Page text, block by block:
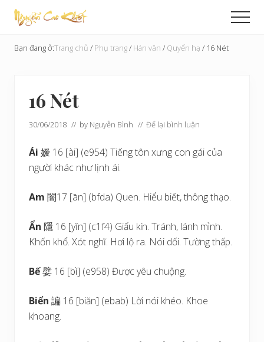
Menu
Skip
content
qua
sidebar
Tạo
Hoàn
Bạn đang ở:Trang chủ / Phụ trang/ Hán văn / Quyển hạ / 16 Nét
16 Nét
30/06/2018 // by Nguyễn Bình // Để lại bình luận
Ái 嫒 16 [ài] (e954) Tiếng tôn xưng con gái của
người khác như lịnh ái.
Am 闇17 [ān] (bfda) Quen. Hiểu biết, thông thạo.
Ẩn 隱 16 [yĭn] (c1f4) Giấu kín. Tránh, lánh mình.
Khốn khổ. Xót nghĩ. Hơi lộ ra. Nói dối. Tường thấp.
Bế嬖 16 [bì] (e958) Được yêu chuộng.
Biển 諞 16 [biăn] (ebab) Lời nói khéo. Khoe
khoang.